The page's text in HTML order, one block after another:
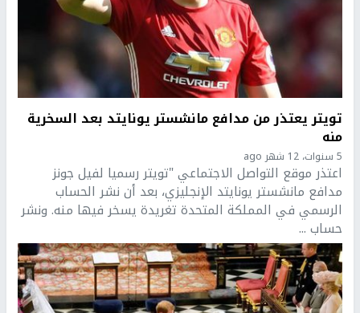
تويتر يعتذر من مدافع مانشستر يونايتد بعد السخرية
منه
5 سنوات، 12 شهر ago
اعتذر موقع التواصل الاجتماعي "تويتر رسميا لفيل جونز
مدافع مانشستر يونايتد الإنجليزي، بعد أن نشر الحساب
الرسمي في المملكة المتحدة تغريدة يسخر فيها منه. ونشر
حساب ...